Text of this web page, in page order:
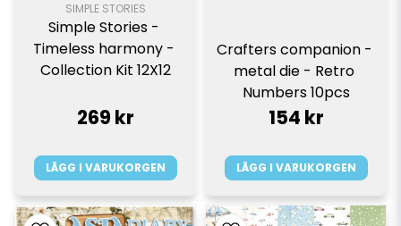
SIMPLE STORIES
Simple Stories -
Timeless harmony -
Collection Kit 12X12
269 kr
LÄGG I VARUKORGEN
Crafters companion -
metal die - Retro
Numbers 10pcs
154 kr
LÄGG I VARUKORGEN